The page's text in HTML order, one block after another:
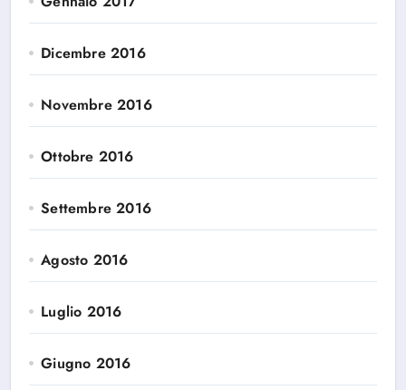
Dicembre 2016
Novembre 2016
Ottobre 2016
Settembre 2016
Agosto 2016
Luglio 2016
Giugno 2016